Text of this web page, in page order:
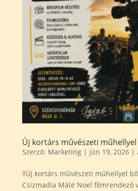
Új kortárs művészeti műhellyel
Szerző: Marketing| jún 19, 2026|
‼️Új kortárs művészeti műhellyel
Csizmadia Máté Noel filmrendező